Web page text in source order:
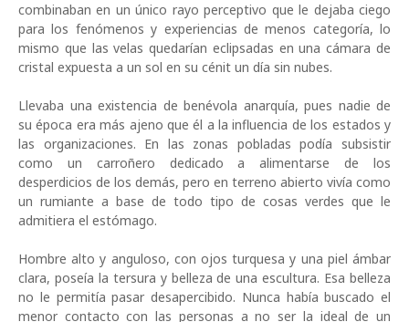
combinaban en unúnico rayo perceptivo que le dejaba ciego
para los fenómenos y experiencias de menos categoría, lo
mismo que las velas quedarían eclipsadas en una cámara de
cristal expuesta a un sol en su cénit un día sin nubes.
Llevaba una existencia de benévola anarquía, pues nadie de
suépoca era más ajeno queél a la influencia de los estados y
las organizaciones. En las zonas pobladas podía subsistir
como un carroñero dedicado a alimentarse de los
desperdicios de los demás, pero en terreno abierto vivía como
un rumiante a base de todo tipo de cosas verdes que le
admitiera el estómago.
Hombre alto y anguloso, con ojos turquesa y una piel ámbar
clara, poseía la tersura y belleza de una escultura. Esa belleza
no le permitía pasar desapercibido. Nunca había buscado el
menor contacto con las personas a no ser la ideal de un